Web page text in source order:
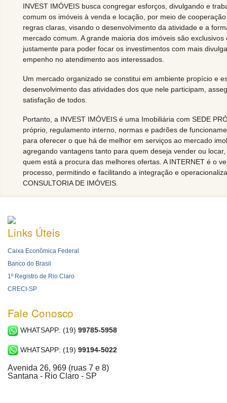
INVEST IMÓVEIS busca congregar esforços, divulgando e
comum os imóveis à venda e locação, por meio de
regras claras, visando o desenvolvimento da atividade e a
mercado comum. A grande maioria dos imóveis são exclusivos
justamente para poder focar os investimentos com mais
empenho no atendimento aos interessados.
Um mercado organizado se constitui em ambiente propício e
desenvolvimento das atividades dos que nele participam,
satisfação de todos.
Portanto, a INVEST IMÓVEIS é uma Imobiliária com SEDE
próprio, regulamento interno, normas e padrões de
para oferecer o que há de melhor em serviços ao mercado
agregando vantagens tanto para quem deseja vender ou
quem está a procura das melhores ofertas. A INTERNET é o
processo, permitindo e facilitando a integração e
CONSULTORIA DE IMÓVEIS.
Links Úteis
Caixa Econômica Federal
Banco do Brasil
1º Registro de Rio Claro
CRECI-SP
Fale Conosco
WHATSAPP: (19) 99785-5958
WHATSAPP: (19) 99194-5022
Avenida 26, 969 (ruas 7 e 8)
Santana - Rio Claro - SP